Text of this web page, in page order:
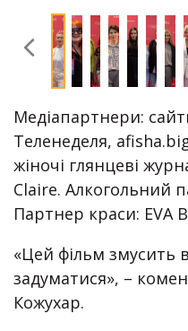
Медіапартнери:
Теленеделя,
жіночі глянцеві
Claire. Алкогольний
Партнер краси: EVA
«Цей фільм змусить
задуматися», –
Кожухар.